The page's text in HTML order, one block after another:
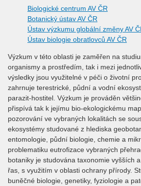
Biologické centrum AV ČR
Botanický ústav AV ČR
Ústav výzkumu globální změny AV
Ústav biologie obratlovců AV ČR
Výzkum v této oblasti je zaměřen na
organismy a prostředím, tak i mezi
výsledky jsou využitelné v péči o životní
zahrnuje terestrické, půdní a vodní
parazit-hostitel. Výzkum je prováděn
přispívá tak k jejímu bio-ekologickému
pozorování ve vybraných lokalitách se
ekosystémy studované z hlediska
entomologie, půdní biologie, chemie a
problematiku eutrofizace vybraných
botaniky je studována taxonomie vyšších
řas, s využitím v oblasti ochrany přírody.
buněčné biologie, genetiky, fyziologie a